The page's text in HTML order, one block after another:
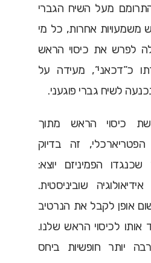
מעל השיח הגברי
משמעויות אחרות, כל מי
לפרש את כיסוי הראש
כ”דכאני”, מעידה על
לשיח גברי פוגעני.
כיסוי הראש מתוך
זה בדיוק
הפמיניזם יוצא:
שוביניסטית.
אופן לקבל את הנרטיב
אותו לכיסוי הראש שלנו.
יותר חופשיות ביחס